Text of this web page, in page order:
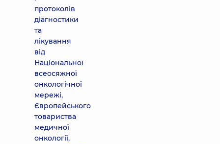
протоколів
діагностики
та
лікування
від
Національної
всеосяжної
онкологічної
мережі,
Європейського
товариства
медичної
онкології,